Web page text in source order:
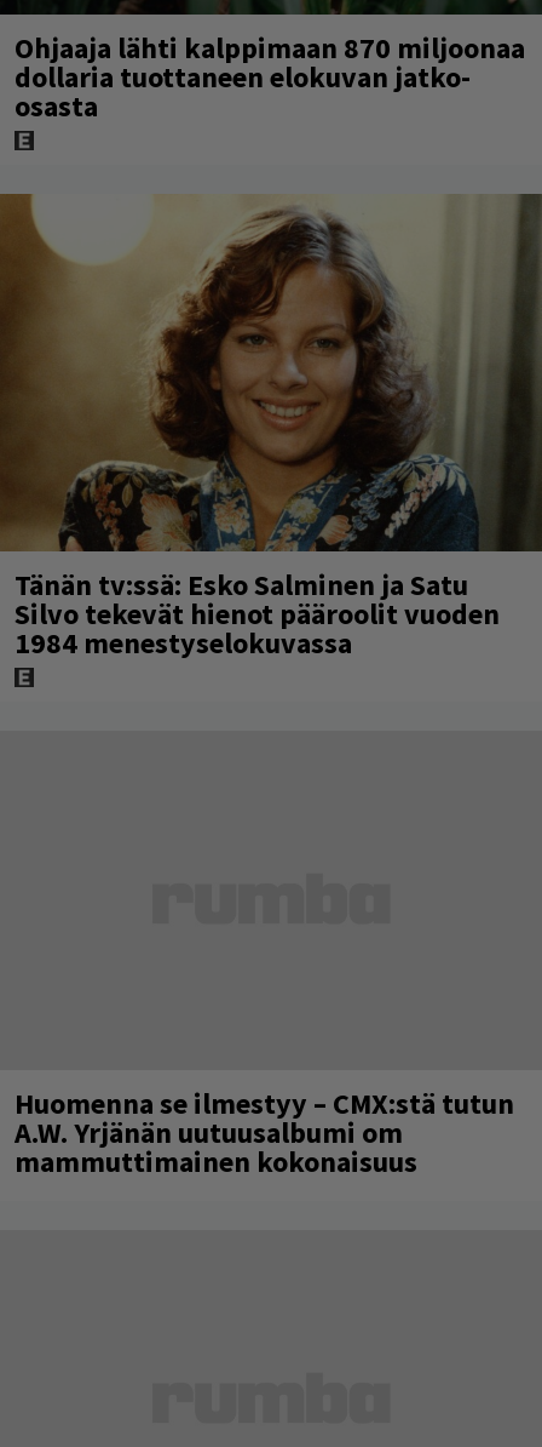
Ohjaaja lähti kalppimaan 870 miljoonaa
dollaria tuottaneen elokuvan jatko-
osasta
Tänän tv:ssä: Esko Salminen ja Satu
Silvo tekevät hienot pääroolit vuoden
1984 menestyselokuvassa
Huomenna se ilmestyy – CMX:stä tutun
A.W. Yrjänän uutuusalbumi om
mammuttimainen kokonaisuus